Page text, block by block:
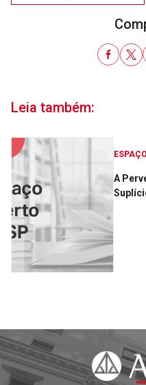
Leia também:
A